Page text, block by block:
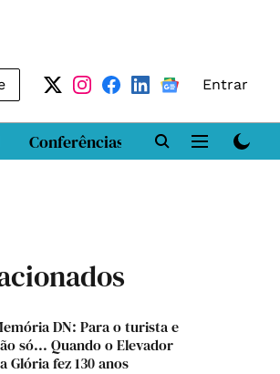
Entrar
Conferências DN LAB
DN: Para o turista e
só... Quando o Elevador
Glória fez 130 anos